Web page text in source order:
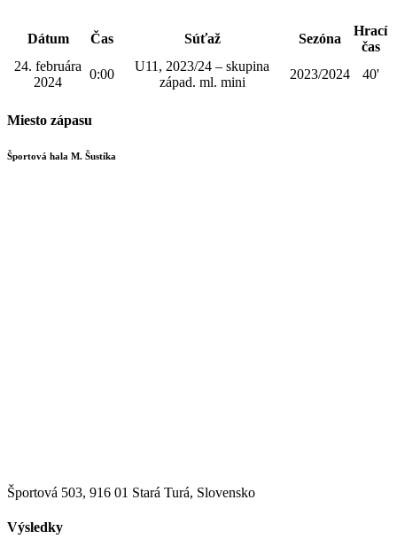
Dátum Čas Súťaž Sezóna
Hrací
čas
24. februára
2024
0:00
U11, 2023/24 – skupina
západ. ml. mini
2023/2024 40'
Miesto zápasu
Športová hala M. Šustíka
Športová 503, 916 01 Stará Turá, Slovensko
Výsledky